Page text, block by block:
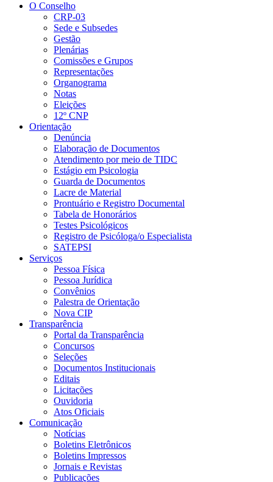
O Conselho
CRP-03
Sede e Subsedes
Gestão
Plenárias
Comissões e Grupos
Representações
Organograma
Notas
Eleições
12º CNP
Orientação
Denúncia
Elaboração de Documentos
Atendimento por meio de TIDC
Estágio em Psicologia
Guarda de Documentos
Lacre de Material
Prontuário e Registro Documental
Tabela de Honorários
Testes Psicológicos
Registro de Psicóloga/o Especialista
SATEPSI
Serviços
Pessoa Física
Pessoa Jurídica
Convênios
Palestra de Orientação
Nova CIP
Transparência
Portal da Transparência
Concursos
Seleções
Documentos Institucionais
Editais
Licitações
Ouvidoria
Atos Oficiais
Comunicação
Notícias
Boletins Eletrônicos
Boletins Impressos
Jornais e Revistas
Publicações